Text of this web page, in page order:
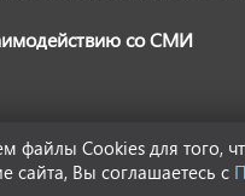
со СМИ
файлы Cookies для того,
сайта, Вы соглашаетесь с